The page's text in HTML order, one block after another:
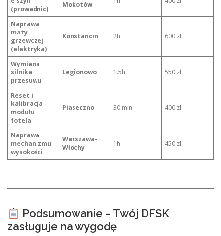
(prowadnic)
Mokotów
Naprawa
maty
grzewczej
(elektryka)
Konstancin 2h 600 zł
Wymiana
silnika
przesuwu
Legionowo 1.5h 550 zł
Reset i
kalibracja
modułu
fotela
Piaseczno 30 min 400 zł
Naprawa
mechanizmu
wysokości
Warszawa-
Włochy
1h 450 zł
Podsumowanie – Twój DFSK
zasługuje na wygodę